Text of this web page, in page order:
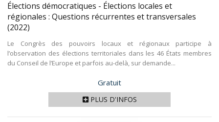
Élections démocratiques - Élections locales et
régionales : Questions récurrentes et transversales
(2022)
Le Congrès des pouvoirs locaux et régionaux participe à
l’observation des élections territoriales dans les 46 États membres
du Conseil de l’Europe et parfois au-delà, sur demande...
Prix
Gratuit
PLUS D'INFOS